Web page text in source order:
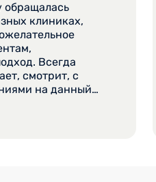
обращалась
Всегда
смотрит, с
на данный
назначает по